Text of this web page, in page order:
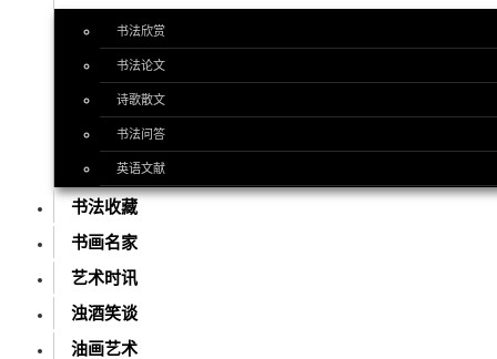
书法欣赏
书法论文
诗歌散文
书法问答
英语文献
书法收藏
书画名家
艺术时讯
浊酒笑谈
油画艺术